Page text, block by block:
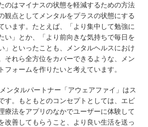
のはマイナスの状態を軽減するための方法
観点としてメンタルをプラスの状態にする
います。たとえば、「より集中して勉強に
い」とか、「より前向きな気持ちで毎日を
」といったことも、メンタルヘルスにおけ
それら全方位をカバーできるような、メン
フォームを作りたいと考えています。
ンタルパートナー「アウェアファイ」はス
す。もともとのコンセプトとしては、エビ
療法をアプリのなかでユーザーに体験して
改善してもらうこと、より良い生活を送っ